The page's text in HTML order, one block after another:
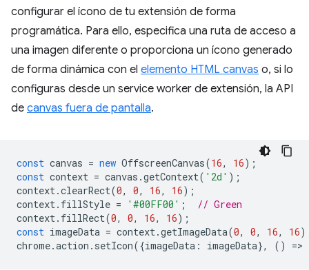
configurar el ícono de tu extensión de forma
programática. Para ello, especifica una ruta de acceso a
una imagen diferente o proporciona un ícono generado
de forma dinámica con el elemento HTML canvas o, si lo
configuras desde un service worker de extensión, la API
de canvas fuera de pantalla.
const canvas = new OffscreenCanvas(16, 16);
const context = canvas .getContext( '2d' );
context.clearRect(0, 0, 16, 16);
context. fillStyle = '#00FF00' ;
// Green
context. fillRect(0, 0, 16, 16);
const imageData = context.getImageData(0, 0, 16, 16
chrome.action . setIcon({imageData : imageData}, () =>